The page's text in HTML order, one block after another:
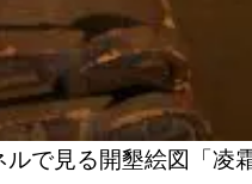
ルで見る開墾絵図「凌